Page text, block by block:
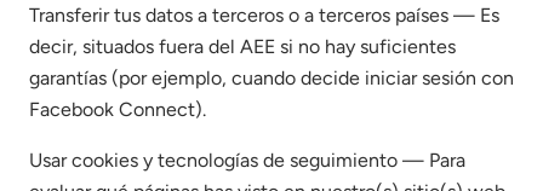
Transferir tus datos a terceros o a terceros países — Es
decir, situados fuera del AEE si no hay suficientes
garantías (por ejemplo, cuando decide iniciar sesión con
Facebook Connect).
Usar cookies y tecnologías de seguimiento — Para